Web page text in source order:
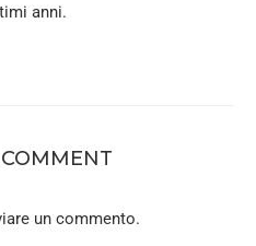
anni.
un commento.